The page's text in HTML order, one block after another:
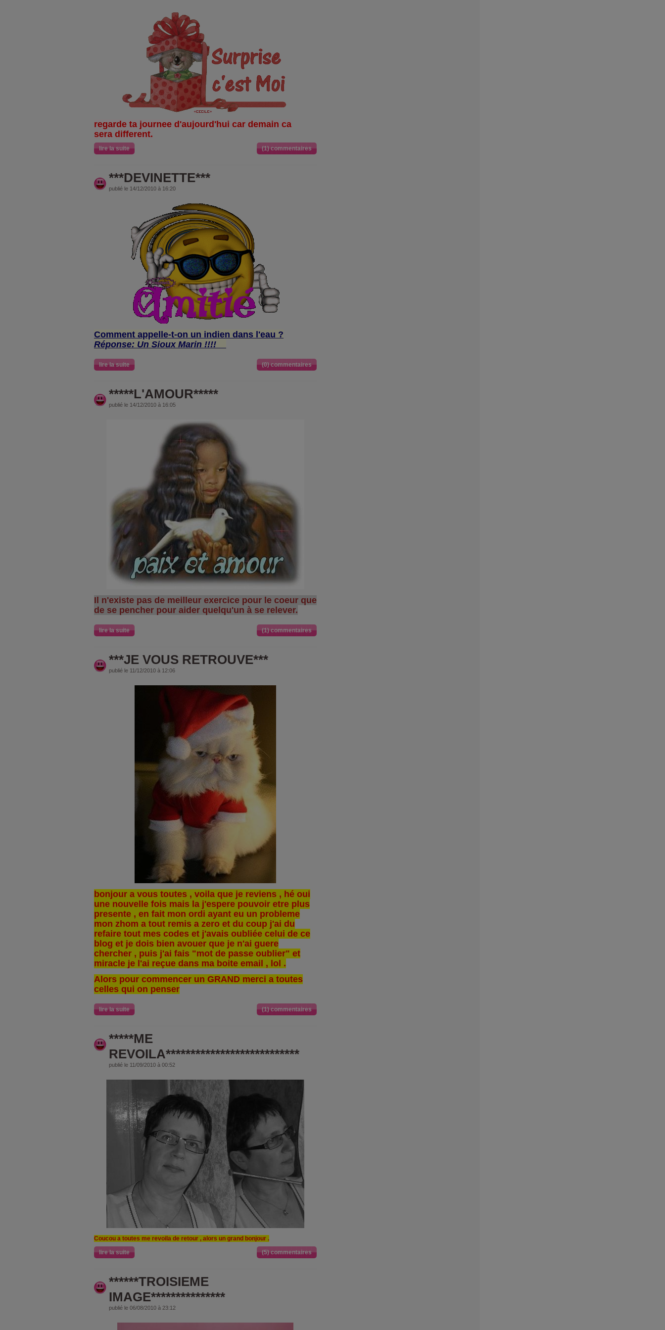
regarde ta journee d'aujourd'hui car demain ca
sera different.
lire la suite (1) commentaires
***DEVINETTE***
publié le 14/12/2010 à 16:20
Comment appelle-t-on un indien dans l'eau ?
Réponse: Un Sioux Marin !!!!
lire la suite (0) commentaires
*****L'AMOUR*****
publié le 14/12/2010 à 16:05
Il n'existe pas de meilleur exercice pour le coeur que
de se pencher pour aider quelqu'un à se relever.
lire la suite (1) commentaires
***JE VOUS RETROUVE***
publié le 11/12/2010 à 12:06
bonjour a vous toutes , voila que je reviens , hé oui
une nouvelle fois mais la j'espere pouvoir etre plus
presente , en fait mon ordi ayant eu un probleme
mon zhom a tout remis a zero et du coup j'ai du
refaire tout mes codes et j'avais oubliée celui de ce
blog et je dois bien avouer que je n'ai guere
chercher , puis j'ai fais "mot de passe oublier" et
miracle je l'ai reçue dans ma boite email , lol .
Alors pour commencer un GRAND merci a toutes
celles qui on penser
lire la suite (1) commentaires
*****ME
REVOILA***************************
publié le 11/09/2010 à 00:52
Coucou a toutes me revoila de retour , alors un grand bonjour .
lire la suite
(5) commentaires
******TROISIEME
IMAGE***************
publié le 06/08/2010 à 23:12